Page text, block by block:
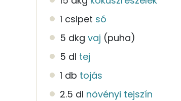
1 csipet só
5 dkg vaj (puha)
5 dl tej
1 db tojás
2.5 dl növényi tejszín